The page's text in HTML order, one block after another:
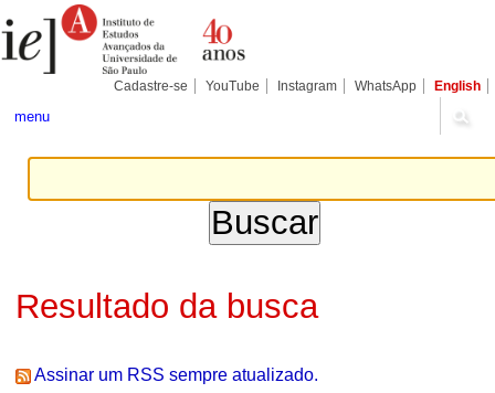
para
conteúdo.
Pessoais
Cadastre-se YouTube Instagram WhatsApp English
menu
Resultado da busca
Assinar um RSS sempre atualizado.